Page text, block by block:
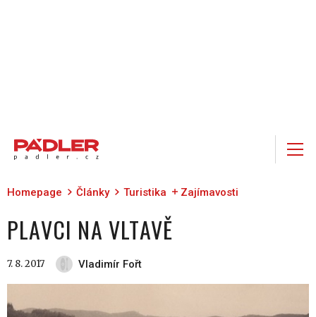
Homepage Články Turistika Zajímavosti
PLAVCI NA VLTAVĚ
7. 8. 2017 Vladimír Fořt